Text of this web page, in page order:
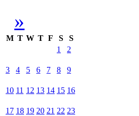
»
M T W T F S
S
1
2
3 4 5 6 7 8 9
10 11 12 13 14 15 16
17 18 19 20 21 22 23